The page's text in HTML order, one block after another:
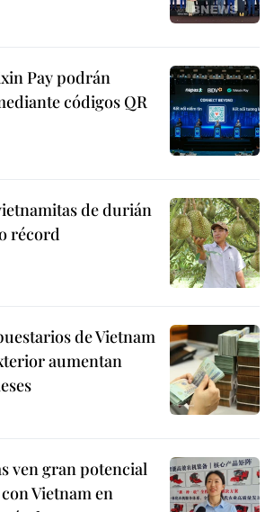
Pay podrán
códigos QR
de durián
récord
de Vietnam
aumentan
ven gran potencial
Vietnam en